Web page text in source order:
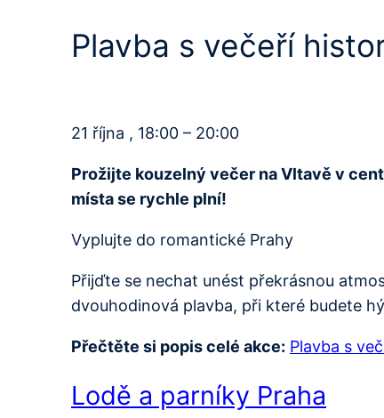
Plavba s večeří
21 října , 18:00 – 20:00
Prožijte kouzelný večer na Vltavě v
místa se rychle plní!
Vyplujte do romantické Prahy
Přijďte se nechat unést překrásnou
dvouhodinová plavba, při které budete
Přečtěte si popis celé akce: Plavba s
Lodě a parníky Praha